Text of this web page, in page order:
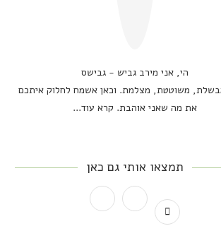
הי, אני מירב גביש - גבישס
משוטטת, מצלמת. וכאן אשמח לחלוק איתכם
את מה שאני אוהבת. קרא עוד...
תמצאו אותי גם כאן